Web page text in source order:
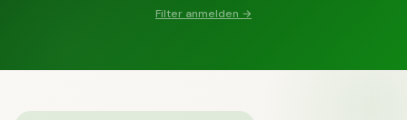
Filter anmelden →